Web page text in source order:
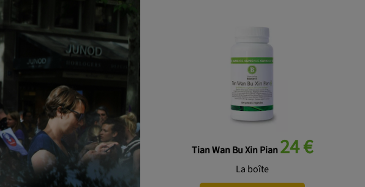
Tian Wan Bu Xin Pian24 €
La boîte